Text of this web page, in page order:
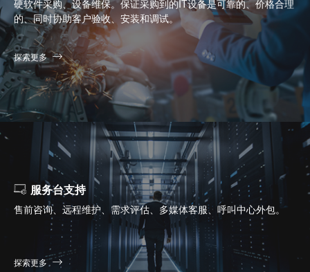
硬软件采购、设备维保。保证采购到的IT设备是可靠的、价格合理
的、同时协助客户验收、安装和调试。
探索更多
服务台支持
售前咨询、远程维护、需求评估、多媒体客服、呼叫中心外包。
探索更多